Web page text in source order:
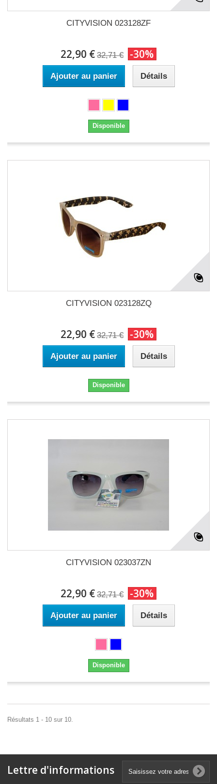
CITYVISION 023128ZF
22,90 € 32,71 € -30%
Ajouter au panier Détails
Disponible
CITYVISION 023128ZQ
22,90 € 32,71 € -30%
Ajouter au panier Détails
Disponible
CITYVISION 023037ZN
22,90 € 32,71 € -30%
Ajouter au panier Détails
Disponible
Résultats 1 - 10 sur 10.
Lettre d'informations